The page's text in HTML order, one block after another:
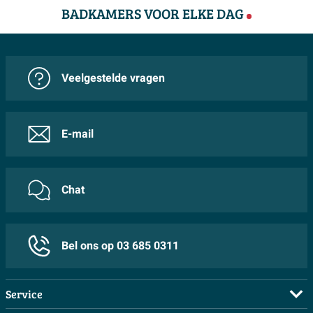
je outfit voor de volgende dag alvast klaar of laat je
kleding na het douchen netjes uitluchten zonder dat het
bevestigd hoeft te worden, verplaats je hem eenvoudig
naar precies die plek waar jij hem nodig hebt, of dat nu
Handige sieradenschaal met extra bescherming
sieradenplateau, dat draaibaar is en is voorzien van een
onder de douche stapt of je klaarmaakt voor de nacht.
krassen en is eenvoudig uit te nemen om schoon te
maken. Zo houd je niet alleen je kleding geordend,
BADKAMERS VOOR ELKE DAG
Veelgestelde vragen
E-mail
Chat
Bel ons op 03 685 0311
Service